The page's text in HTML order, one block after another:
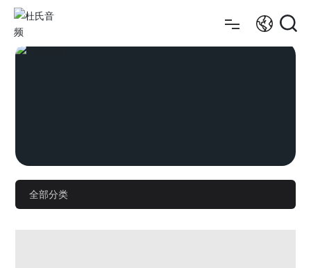
项目案例
全部分类